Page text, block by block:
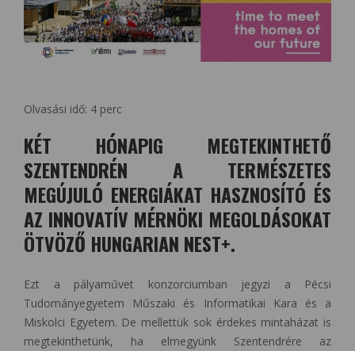
Olvasási idő: 4 perc
KÉT HÓNAPIG MEGTEKINTHETŐ
SZENTENDRÉN A TERMÉSZETES
MEGÚJULÓ ENERGIÁKAT HASZNOSÍTÓ ÉS
AZ INNOVATÍV MÉRNÖKI MEGOLDÁSOKAT
ÖTVÖZŐ HUNGARIAN NEST+.
Ezt a pályaművet konzorciumban jegyzi a Pécsi
Tudományegyetem Műszaki és Informatikai Kara és a
Miskolci Egyetem. De mellettük sok érdekes mintaházat is
megtekinthetünk, ha elmegyünk Szentendrére az